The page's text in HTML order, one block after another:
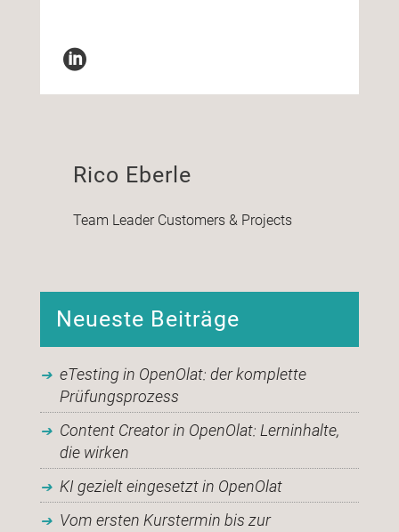
Rico Eberle
Team Leader Customers & Projects
Neueste Beiträge
eTesting in OpenOlat: der komplette
Prüfungsprozess
Content Creator in OpenOlat: Lerninhalte,
die wirken
KI gezielt eingesetzt in OpenOlat
Vom ersten Kurstermin bis zur